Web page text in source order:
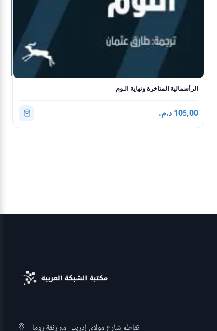
الرأسمالية المتاخرة ونهاية النوم
105,00 د.م.
تقاطع شارع مولاي إدريس مع زنقة روما